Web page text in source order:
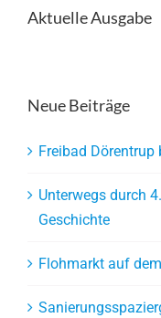
Aktuelle Ausgabe
Neue Beiträge
Freibad
Unterwegs durch
Geschichte
Flohmarkt auf